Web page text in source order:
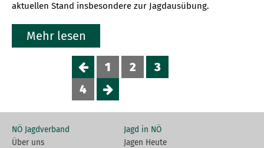
aktuellen Stand insbesondere zur Jagdausübung.
Mehr lesen
1 2
3
4
NÖ Jagdverband
Über uns
Jagd in NÖ
Jagen Heute